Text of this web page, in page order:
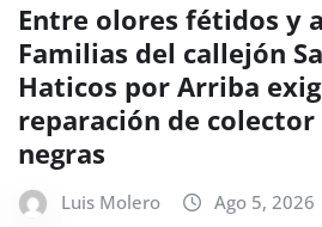
Entre olores fétidos y
Familias del callejón
Haticos por Arriba
reparación de colector
negras
Luis Molero Ago 5, 2026